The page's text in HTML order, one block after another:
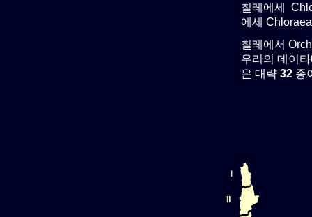
칠레에세
에세
칠레에서
우리의 데이
은 대략 32 종